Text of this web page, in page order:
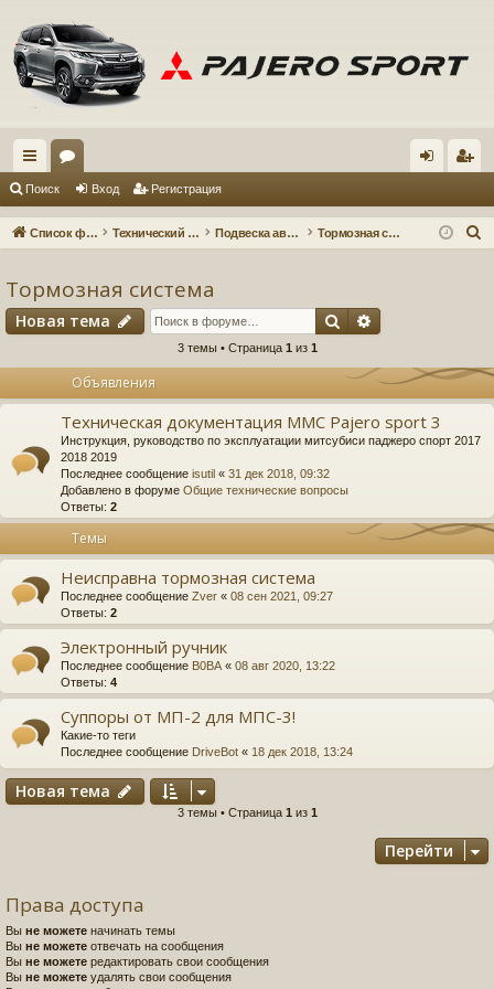
с
ы
и
ум д ис
Поиск Вход Регистрация
Список форумов Технический форум Подвеска автомобиля Тормозная система
Тормозная система
Новая тема Поиск
3 темы • Страница 1 из 1
Объявления
Техническая документация MMC Pajero sport 3
Инструкция, руководство по эксплуатации митсубиси паджеро спорт 2017
2018 2019
Последнее сообщение isutil « 31 дек 2018, 09:32
Добавлено в форуме Общие технические вопросы
Ответы: 2
Темы
Неисправна тормозная система
Последнее сообщение Zver « 08 сен 2021, 09:27
Ответы: 2
Электронный ручник
Последнее сообщение B0BA « 08 авг 2020, 13:22
Ответы: 4
Суппоры от МП-2 для МПС-3!
Какие-то теги
Последнее сообщение DriveBot « 18 дек 2018, 13:24
Новая тема
3 темы • Страница 1 из 1
Перейти
Права доступа
Вы не можете начинать темы
Вы не можете отвечать на сообщения
Вы не можете редактировать свои сообщения
Вы не можете удалять свои сообщения